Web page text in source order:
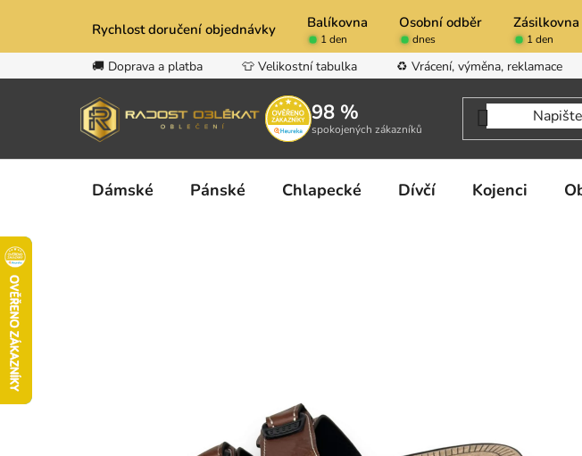
obsah
Rychlost doručení objednávky Balíkovna Osobní odběr Zásilkovna
1 den dnes 1 den
🚚 Doprava a platba 👕 Velikostní tabulka ♻️ Vrácení, výměna, reklamace
98 %
spokojených zákazníků
Dámské Pánské Chlapecké Dívčí Kojenci